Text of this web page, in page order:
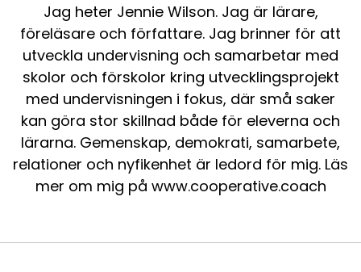
Jag heter Jennie Wilson. Jag är lärare,
föreläsare och författare. Jag brinner för att
utveckla undervisning och samarbetar med
skolor och förskolor kring utvecklingsprojekt
med undervisningen i fokus, där små saker
kan göra stor skillnad både för eleverna och
lärarna. Gemenskap, demokrati, samarbete,
relationer och nyfikenhet är ledord för mig. Läs
mer om mig på www.cooperative.coach